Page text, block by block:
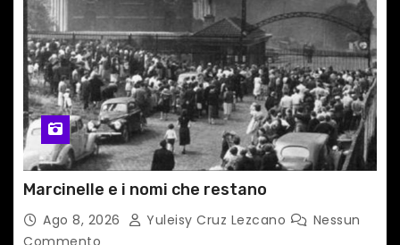
Marcinelle e i nomi che restano
Ago 8, 2026 Yuleisy Cruz Lezcano
Nessun